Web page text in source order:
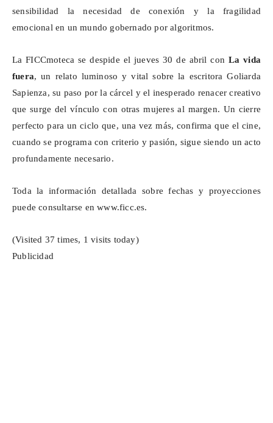
sensibilidad la necesidad de conexión y la fragilidad
emocional en un mundo gobernado por algoritmos.
LaFICCmoteca se despide el jueves 30 de abril con La vida
fuera, un relato luminoso y vital sobre la escritora Goliarda
Sapienza, su paso por la cárcel y el inesperado renacer creativo
que surge del vínculo con otras mujeres al margen. Un cierre
perfecto para un ciclo que, una vez más, confirma que el cine,
cuando se programa con criterio y pasión, sigue siendo un acto
profundamente necesario.
Toda la información detallada sobre fechas y proyecciones
puede consultarse enwww.ficc.es.
(Visited 37 times, 1 visits today)
Publicidad